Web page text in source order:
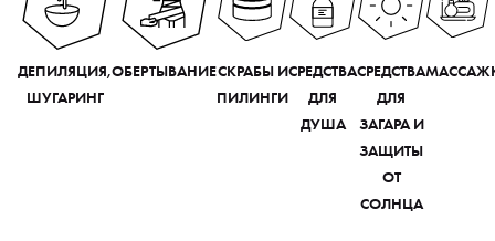
ДЕПИЛЯЦИЯ,
ШУГАРИНГ
ОБЕРТЫВАНИЕСКРАБЫ И
ПИЛИНГИ
СРЕДСТВА
ДЛЯ
ДУША
СРЕДСТВА
ДЛЯ
ЗАГАРА И
ЗАЩИТЫ
ОТ
СОЛНЦА
МАССАЖ